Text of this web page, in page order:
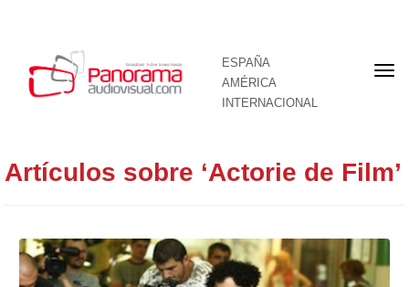
ESPAÑA
AMÉRICA
INTERNACIONAL
Artículos sobre ‘Actorie de Film’